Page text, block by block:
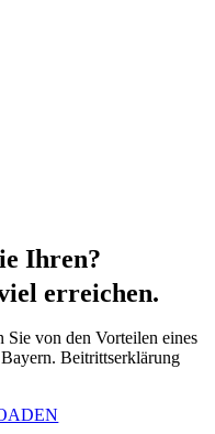
Ihren?
erreichen.
von den Vorteilen eines
Beitrittserklärung